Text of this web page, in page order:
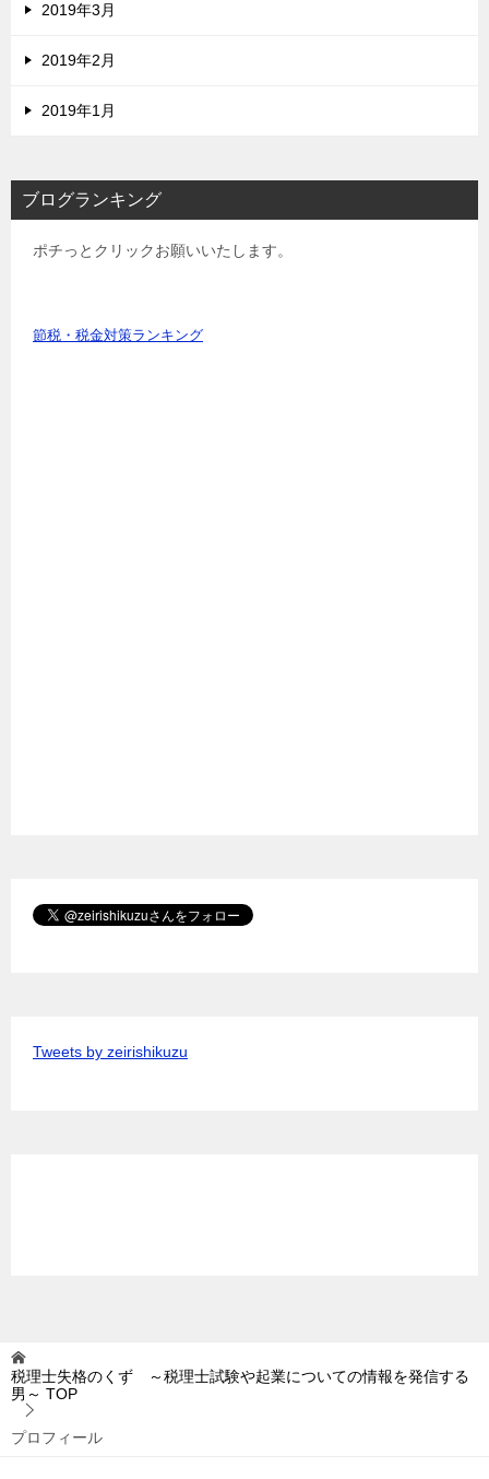
2019年3月
2019年2月
2019年1月
ブログランキング
ポチっとクリックお願いいたします。
節税・税金対策ランキング
Tweets by zeirishikuzu
税理士失格のくず ～税理士試験や起業についての情報を発信する
男～ TOP
プロフィール